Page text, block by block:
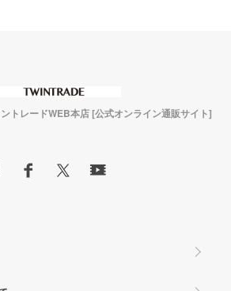
トレードWEB本店 [公式オンライン通販サイト]